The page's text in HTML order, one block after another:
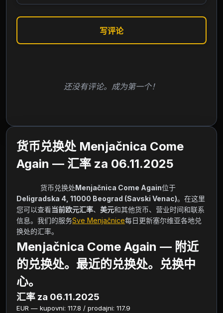
写评论
还没有评论。成为第一个！
货币兑换处 Menjačnica Come
Again — 汇率 za 06.11.2025
            货币兑换处
Menjačnica Come Again位于
Deligradska 4, 11000 Beograd (Savski Venac)。在这里
您可以查看当前欧元汇率、 美元和其他货币、营业时间和联系
信息。我们的服务Sve Menjačnice每日更新塞尔维亚各地兑
换处的汇率。
Menjačnica Come Again — 附近
的兑换处。最近的兑换处。兑换中
心。
汇率 za 06.11.2025
EUR — kupovni: 117.8 / prodajni: 117.9